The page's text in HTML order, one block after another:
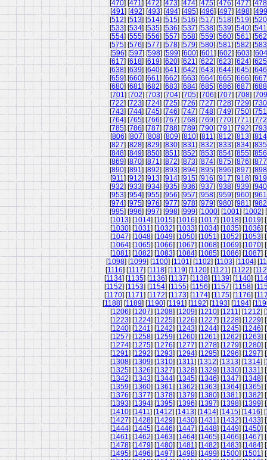
[470] [471] [472] [473] [474] [475] [476] [477] [478
[491] [492] [493] [494] [495] [496] [497] [498] [499
[512] [513] [514] [515] [516] [517] [518] [519] [520
[533] [534] [535] [536] [537] [538] [539] [540] [541
[554] [555] [556] [557] [558] [559] [560] [561] [562
[575] [576] [577] [578] [579] [580] [581] [582] [583
[596] [597] [598] [599] [600] [601] [602] [603] [604
[617] [618] [619] [620] [621] [622] [623] [624] [625
[638] [639] [640] [641] [642] [643] [644] [645] [646
[659] [660] [661] [662] [663] [664] [665] [666] [667
[680] [681] [682] [683] [684] [685] [686] [687] [688
[701] [702] [703] [704] [705] [706] [707] [708] [709
[722] [723] [724] [725] [726] [727] [728] [729] [730
[743] [744] [745] [746] [747] [748] [749] [750] [751
[764] [765] [766] [767] [768] [769] [770] [771] [772
[785] [786] [787] [788] [789] [790] [791] [792] [793
[806] [807] [808] [809] [810] [811] [812] [813] [814
[827] [828] [829] [830] [831] [832] [833] [834] [835
[848] [849] [850] [851] [852] [853] [854] [855] [856
[869] [870] [871] [872] [873] [874] [875] [876] [877
[890] [891] [892] [893] [894] [895] [896] [897] [898
[911] [912] [913] [914] [915] [916] [917] [918] [919
[932] [933] [934] [935] [936] [937] [938] [939] [940
[953] [954] [955] [956] [957] [958] [959] [960] [961
[974] [975] [976] [977] [978] [979] [980] [981] [982
[995] [996] [997] [998] [999] [1000] [1001] [1002] [
[1013] [1014] [1015] [1016] [1017] [1018] [1019] [
[1030] [1031] [1032] [1033] [1034] [1035] [1036] [
[1047] [1048] [1049] [1050] [1051] [1052] [1053] [
[1064] [1065] [1066] [1067] [1068] [1069] [1070] [
[1081] [1082] [1083] [1084] [1085] [1086] [1087] [
[1098] [1099] [1100] [1101] [1102] [1103] [1104] [
[1116] [1117] [1118] [1119] [1120] [1121] [1122] [
[1134] [1135] [1136] [1137] [1138] [1139] [1140] [
[1152] [1153] [1154] [1155] [1156] [1157] [1158] [
[1170] [1171] [1172] [1173] [1174] [1175] [1176] [
[1188] [1189] [1190] [1191] [1192] [1193] [1194] [
[1206] [1207] [1208] [1209] [1210] [1211] [1212] [
[1223] [1224] [1225] [1226] [1227] [1228] [1229] [
[1240] [1241] [1242] [1243] [1244] [1245] [1246] [
[1257] [1258] [1259] [1260] [1261] [1262] [1263] [
[1274] [1275] [1276] [1277] [1278] [1279] [1280] [
[1291] [1292] [1293] [1294] [1295] [1296] [1297] [
[1308] [1309] [1310] [1311] [1312] [1313] [1314] [
[1325] [1326] [1327] [1328] [1329] [1330] [1331] [
[1342] [1343] [1344] [1345] [1346] [1347] [1348] [
[1359] [1360] [1361] [1362] [1363] [1364] [1365] [
[1376] [1377] [1378] [1379] [1380] [1381] [1382] [
[1393] [1394] [1395] [1396] [1397] [1398] [1399] [
[1410] [1411] [1412] [1413] [1414] [1415] [1416] [
[1427] [1428] [1429] [1430] [1431] [1432] [1433] [
[1444] [1445] [1446] [1447] [1448] [1449] [1450] [
[1461] [1462] [1463] [1464] [1465] [1466] [1467] [
[1478] [1479] [1480] [1481] [1482] [1483] [1484] [
[1495] [1496] [1497] [1498] [1499] [1500] [1501] [